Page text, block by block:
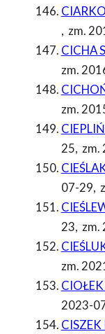
, zm.
CICHA
zm.
zm.
25, zm.
07-29,
23, zm.
zm.
2023-
CISZEK